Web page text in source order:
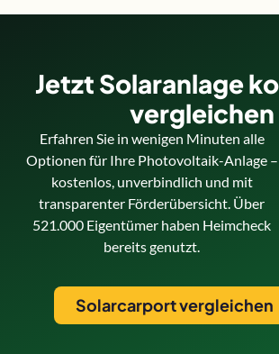
Jetzt Solaranlage
vergleichen
Erfahren Sie in wenigen Minuten alle
Optionen für Ihre Photovoltaik-Anlage –
kostenlos, unverbindlich und mit
transparenter Förderübersicht. Über
521.000 Eigentümer haben Heimcheck
bereits genutzt.
Solarcarport vergleichen